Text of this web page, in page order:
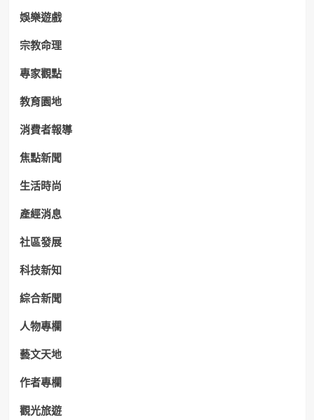
娛樂遊戲
宗教命理
專家觀點
教育園地
消費者報導
焦點新聞
生活時尚
產經消息
社區發展
科技新知
綜合新聞
人物專欄
藝文天地
作者專欄
觀光旅遊